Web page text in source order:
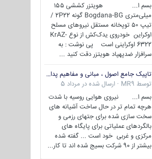
بسم ا... هویتزر کششی ۱۵۵
میلی‌متری Bogdana-BG گونه 2P22 /
تیپ ۵۰ توپخانه مستقل نیروهای مسلح
اوکراین خودروی یدک‌کش از نوع KrAZ-
6322 اوکراینی است پی نوشت : به
سرافزار ضدپهپاد هویتزر دقت کنید ...
تاپیک جامع اصول ، مبانی و مفاهیم پدافند غیر عامل
توسط MR9
· ارسال شده در مرداد 5
بسم ا... نیروی هوایی روسیه با شدت
هرچه تمام تر در حال ساخت آشیانه های
سخت سازی شده برای جتهای رزمی و
بالگردهای عملیاتی برای پایگاه های
مرکزی و غربی خود است ... گفته شده
بیشتر از 90 شرکت بسیج شده اند تا کار...